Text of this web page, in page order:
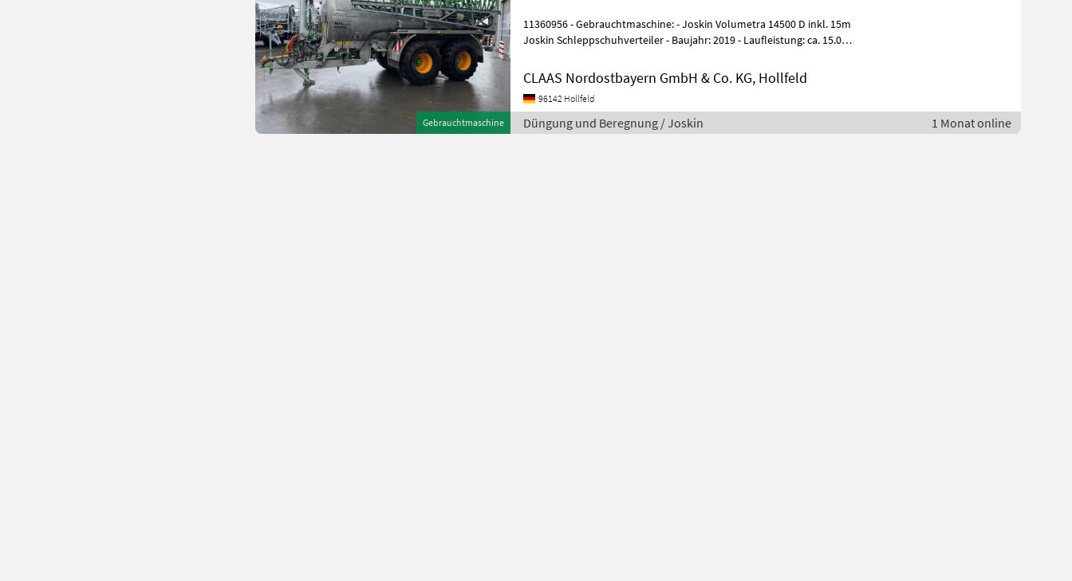
Gebrauchtmaschine
11360956 - Gebrauchtmaschine: - Joskin Volumetra 14500 D inkl. 15m
Joskin Schleppschuhverteiler - Baujahr: 2019 - Laufleistung: ca. 15.000
CLAAS Nordostbayern GmbH & Co. KG, Hollfeld
96142 Hollfeld
Düngung und Beregnung / Joskin 1 Monat online